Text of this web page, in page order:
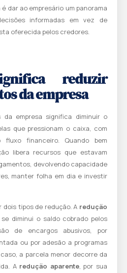
dar ao empresário um panorama
informadas em vez de
oferecida pelos credores.
reduzir
da empresa
da empresa significa diminuir o
que pressionam o caixa, com
financeiro. Quando bem
libera recursos que estavam
devolvendo capacidade
manter folha em dia e investir
tipos de redução. A redução
diminui o saldo cobrado pelos
de encargos abusivos, por
ou por adesão a programas
a parcela menor decorre da
A redução aparente, por sua